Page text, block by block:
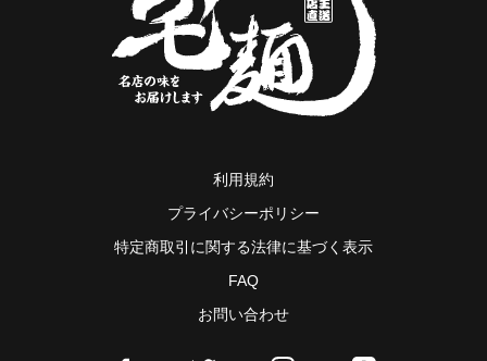
利用規約
プライバシーポリシー
特定商取引に関する法律に基づく表示
FAQ
お問い合わせ